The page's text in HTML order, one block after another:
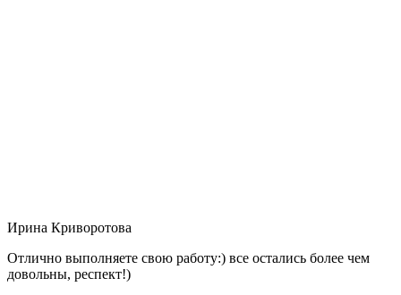
Ирина Криворотова
Отлично выполняете свою работу:) все остались более чем
довольны, респект!)